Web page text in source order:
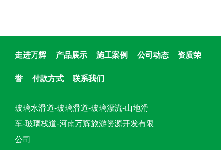
走进万辉 产品展示 施工案例 公司动态 资质荣
誉 付款方式 联系我们
玻璃水滑道-玻璃滑道-玻璃漂流-山地滑
车-玻璃栈道-河南万辉旅游资源开发有限
公司